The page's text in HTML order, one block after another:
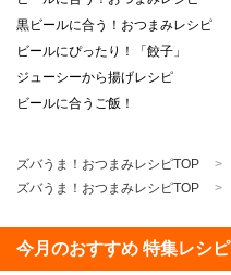
黒ビールに合う！おつまみレシピ
ビールにぴったり！「餃子」
ジューシーから揚げレシピ
ビールに合うご飯！
ズバうま！おつまみレシピTOP
ズバうま！おつまみレシピTOP
今月のおすすめ 特集レシピ